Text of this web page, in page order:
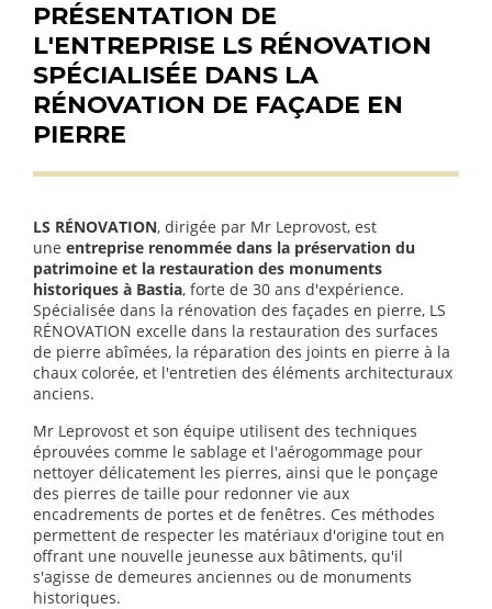
PRÉSENTATION DE
L'ENTREPRISE LS RÉNOVATION
SPÉCIALISÉE DANS LA
RÉNOVATION DE FAÇADE EN
PIERRE
LS RÉNOVATION, dirigée par Mr Leprovost, est
une entreprise renommée dans la préservation du
patrimoine et la restauration des monuments
historiques à Bastia, forte de 30 ans d'expérience.
Spécialisée dans la rénovation des façades en pierre, LS
RÉNOVATION excelle dans la restauration des surfaces
de pierre abîmées, la réparation des joints en pierre à la
chaux colorée, et l'entretien des éléments architecturaux
anciens.
Mr Leprovost et son équipe utilisent des techniques
éprouvées comme le sablage et l'aérogommage pour
nettoyer délicatement les pierres, ainsi que le ponçage
des pierres de taille pour redonner vie aux
encadrements de portes et de fenêtres. Ces méthodes
permettent de respecter les matériaux d'origine tout en
offrant une nouvelle jeunesse aux bâtiments, qu'il
s'agisse de demeures anciennes ou de monuments
historiques.